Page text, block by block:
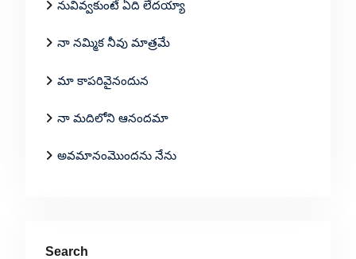
నువివ్వకుంటే ఏది లేదయ్యా
నా నమ్మిక నీవు మాత్రమే
మా కాపరివైనందున
నా మదిలోని ఆనందమా
అవమానంమొందను నేను
Search